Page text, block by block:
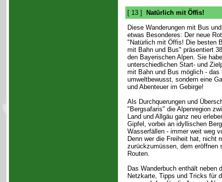
[ 13 ]
Natürlich mit Öffis!
Diese Wanderungen mit Bus
etwas Besonderes: Der neue
"Natürlich mit Öffis! Die besten
mit Bahn und Bus" präsentiert
den Bayerischen Alpen. Sie
unterschiedlichen Start- und
mit Bahn und Bus möglich - das
umweltbewusst, sondern eine
und Abenteuer im Gebirge!
Als Durchquerungen und
"Bergsafaris" die Alpenregion
Land und Allgäu ganz neu
Gipfel, vorbei an idyllischen
Wasserfällen - immer weit weg
Denn wer die Freiheit hat, nicht
zurückzumüssen, dem eröffnen
Routen.
Das Wanderbuch enthält neben
Netzkarte, Tipps und Tricks für